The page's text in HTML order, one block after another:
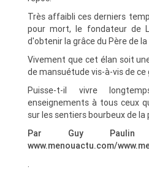
Très affaibli ces derniers
pour mort, le fondateur de
d'obtenir la grâce du Père de
Vivement que cet élan soit
de mansuétude vis-à-vis de ce
Puisse-t-il vivre
enseignements à tous ceux
sur les sentiers bourbeux de la
Par Guy Paulin
www.menouactu.com/
.